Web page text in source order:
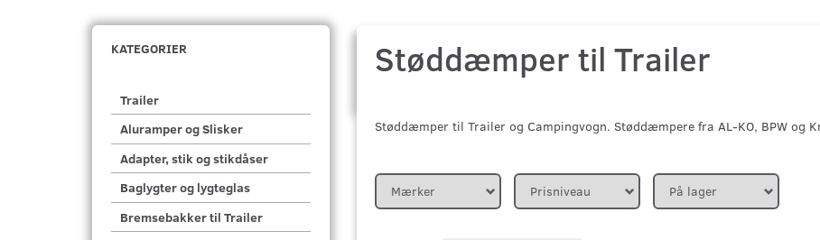
KATEGORIER
Trailer
Aluramper og Slisker
Adapter, stik og stikdåser
Baglygter og lygteglas
Bremsebakker til Trailer
Støddæmper til Trailer
Støddæmper til Trailer og Campingvogn. Støddæmpere fra AL-KO, BPW
Mærker Prisniveau På lager